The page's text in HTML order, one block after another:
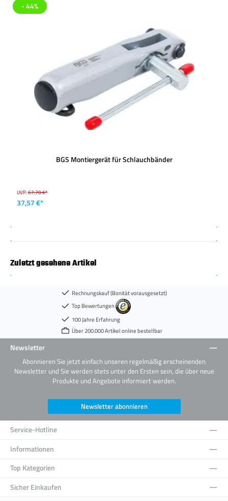
- 44%
BGS Montiergerät für Schlauchbänder
UVP:67,70 €*
37,57 €*
Zuletzt gesehene Artikel
Rechnungskauf (Bonität vorausgesetzt)
Top Bewertungen
100 Jahre Erfahrung
Über 200.000 Artikel online bestellbar
Newsletter
Abonnieren Sie jetzt einfach unseren regelmäßig erscheinenden
Newsletter und Sie werden stets unter den Ersten sein, die über neue
Produkte und Angebote informiert werden.
Newsletter abonnieren
Service-Hotline
Informationen
Top Kategorien
Sicher Einkaufen